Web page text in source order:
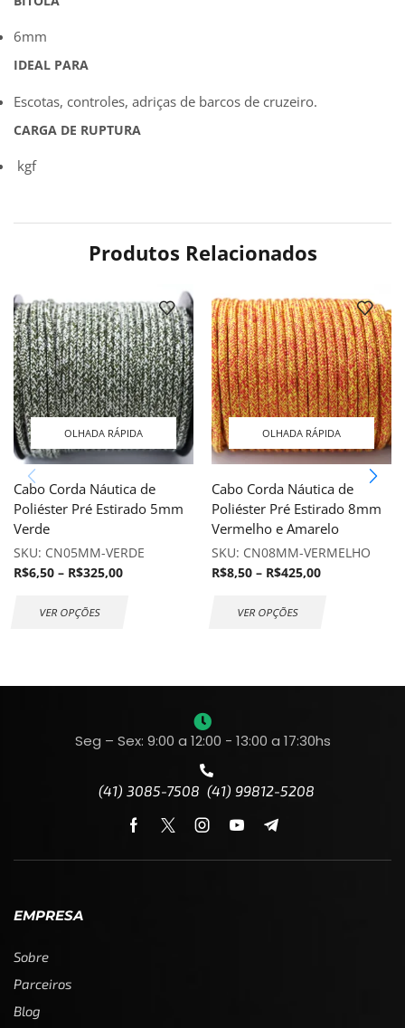
6mm
IDEAL PARA
Escotas, controles, adriças de barcos de cruzeiro.
CARGA DE RUPTURA
kgf
Produtos Relacionados
OLHADA RÁPIDA
Cabo Corda Náutica de
Poliéster Pré Estirado 5mm
Verde
SKU: CN05MM-VERDE
R$6,50 – R$325,00
VER OPÇÕES
OLHADA RÁPIDA
Cabo Corda Náutica de
Poliéster Pré Estirado 8mm
Vermelho e Amarelo
SKU: CN08MM-VERMELHO
R$8,50 – R$425,00
VER OPÇÕES
Seg – Sex: 9:00 a 12:00 - 13:00 a 17:30hs
(41) 3085-7508 (41) 99812-5208
EMPRESA
Sobre
Parceiros
Blog